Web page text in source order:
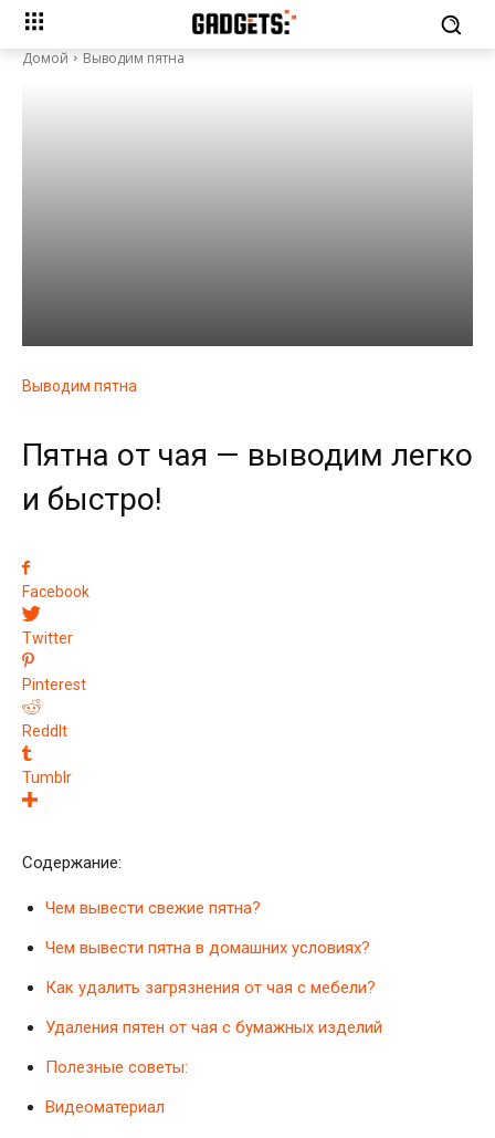
Домой Выводим пятна
Выводим пятна
Пятна от чая — выводим легко
и быстро!
Facebook
Twitter
Pinterest
ReddIt
Tumblr
Содержание:
Чем вывести свежие пятна?
Чем вывести пятна в домашних условиях?
Как удалить загрязнения от чая с мебели?
Удаления пятен от чая с бумажных изделий
Полезные советы:
Видеоматериал